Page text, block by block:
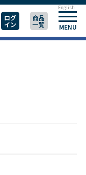
ログ
イン
商品
一覧 MENU
English